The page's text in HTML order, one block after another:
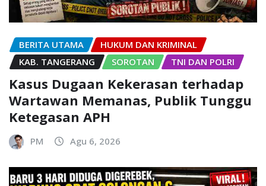
BERITA UTAMA
HUKUM DAN KRIMINAL
KAB. TANGERANG
SOROTAN TNI DAN POLRI
Kasus Dugaan Kekerasan terhadap
Wartawan Memanas, Publik Tunggu
Ketegasan APH
PM Agu 6, 2026